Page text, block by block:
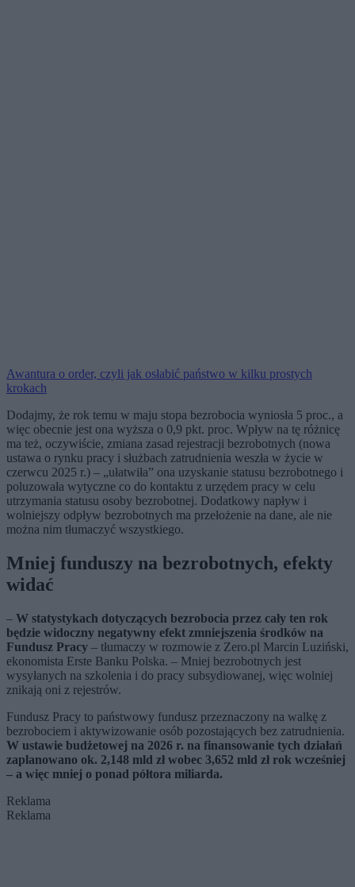
Awantura o order, czyli jak osłabić państwo w kilku prostych
krokach
Dodajmy, że rok temu w maju stopa bezrobocia wyniosła 5 proc., a
więc obecnie jest ona wyższa o 0,9 pkt. proc. Wpływ na tę różnicę
ma też, oczywiście, zmiana zasad rejestracji bezrobotnych (nowa
ustawa o rynku pracy i służbach zatrudnienia weszła w życie w
czerwcu 2025 r.) – „ułatwiła” ona uzyskanie statusu bezrobotnego i
poluzowała wytyczne co do kontaktu z urzędem pracy w celu
utrzymania statusu osoby bezrobotnej. Dodatkowy napływ i
wolniejszy odpływ bezrobotnych ma przełożenie na dane, ale nie
można nim tłumaczyć wszystkiego.
Mniej funduszy na bezrobotnych, efekty
widać
– W statystykach dotyczących bezrobocia przez cały ten rok
będzie widoczny negatywny efekt zmniejszenia środków na
Fundusz Pracy – tłumaczy w rozmowie z Zero.pl Marcin Luziński,
ekonomista Erste Banku Polska. – Mniej bezrobotnych jest
wysyłanych na szkolenia i do pracy subsydiowanej, więc wolniej
znikają oni z rejestrów.
Fundusz Pracy to państwowy fundusz przeznaczony na walkę z
bezrobociem i aktywizowanie osób pozostających bez zatrudnienia.
W ustawie budżetowej na 2026 r. na finansowanie tych działań
zaplanowano ok. 2,148 mld zł wobec 3,652 mld zł rok wcześniej
– a więc mniej o ponad półtora miliarda.
Reklama
Reklama